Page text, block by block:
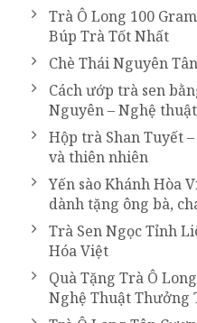
Trà Ô Long 100
Búp Trà Tốt Nhất
Chè Thái Nguyên
Cách ướp trà sen
Nguyên – Nghệ
Hộp trà Shan Tuyết
và thiên nhiên
Yến sào Khánh Hòa
dành tặng ông bà,
Trà Sen Ngọc Tỉnh
Hóa Việt
Quà Tặng Trà Ô
Nghệ Thuật Thưởng